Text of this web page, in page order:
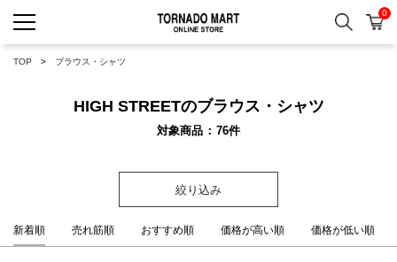
検索 カ
0
TOP ブラウス・シャツ
HIGH STREETのブラウス・シャツ
対象商品 76件
絞り込み
新着順 売れ筋順 おすすめ順 価格が高い順 価格が低い順